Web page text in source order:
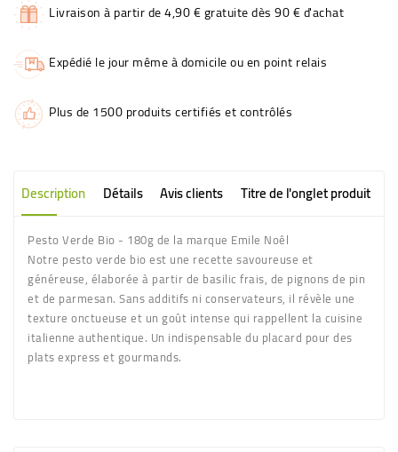
Livraison à partir de 4,90 € gratuite dès 90 € d'achat
Expédié le jour même à domicile ou en point relais
Plus de 1500 produits certifiés et contrôlés
Description Détails Avis clients Titre de l'onglet produit
Pesto Verde Bio - 180g de la marque Emile Noêl
Notre pesto verde bio est une recette savoureuse et
généreuse, élaborée à partir de basilic frais, de pignons de pin
et de parmesan. Sans additifs ni conservateurs, il révèle une
texture onctueuse et un goût intense qui rappellent la cuisine
italienne authentique. Un indispensable du placard pour des
plats express et gourmands.